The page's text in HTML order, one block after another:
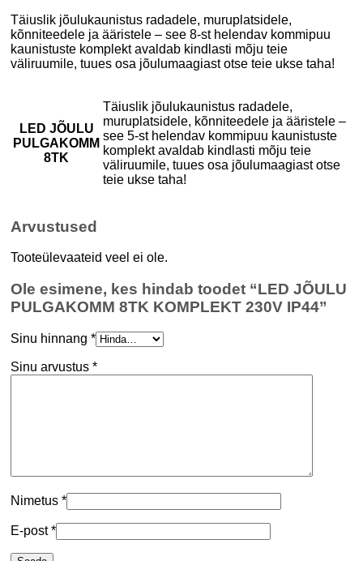
Täiuslik jõulukaunistus radadele, muruplatsidele,
kõnniteedele ja ääristele – see 8-st helendav kommipuu
kaunistuste komplekt avaldab kindlasti mõju teie
väliruumile, tuues osa jõulumaagiast otse teie ukse taha!
LED JÕULU
PULGAKOMM
8TK
Täiuslik jõulukaunistus radadele,
muruplatsidele, kõnniteedele ja ääristele –
see 5-st helendav kommipuu kaunistuste
komplekt avaldab kindlasti mõju teie
väliruumile, tuues osa jõulumaagiast otse
teie ukse taha!
Arvustused
Tooteülevaateid veel ei ole.
Ole esimene, kes hindab toodet “LED JÕULU
PULGAKOMM 8TK KOMPLEKT 230V IP44”
Sinu hinnang *
Sinu arvustus *
Nimetus *
E-post*